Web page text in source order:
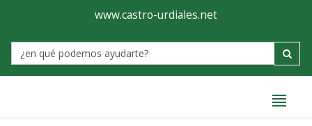
Ayuntamiento
de
Castro-
www.castro-urdiales.net
Label